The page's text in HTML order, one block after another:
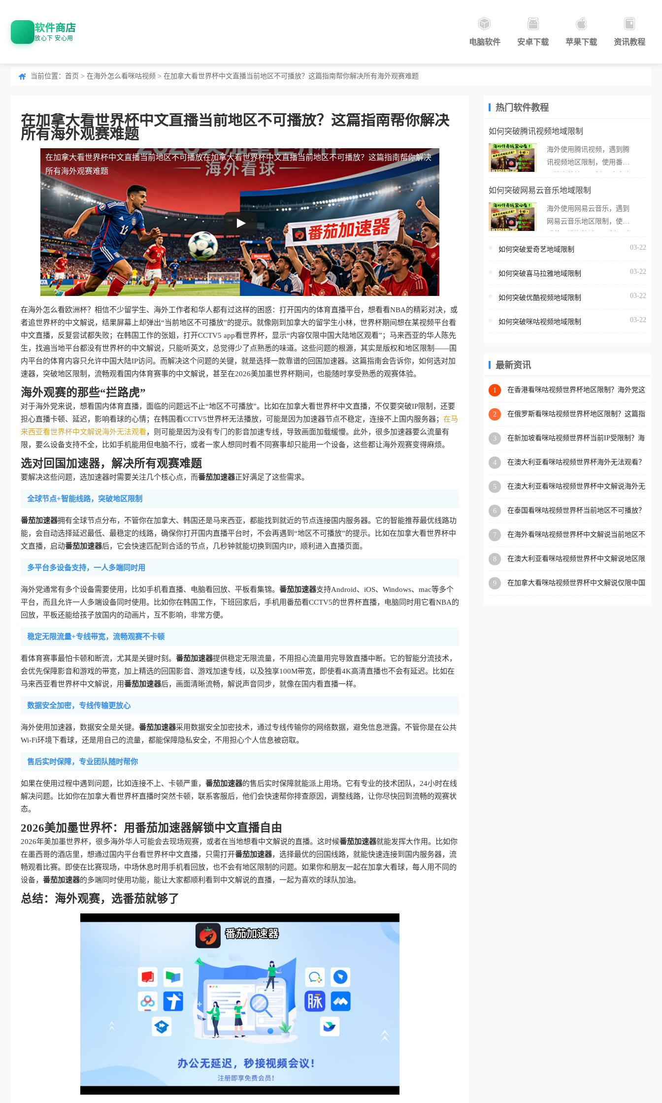
软件商店
放心下 安心用 电脑软件 安卓下载 苹果下载 资讯教程
当前位置： 首页 > 在海外怎么看咪咕视频 > 在加拿大看世界杯中文直播当前地区不可播放？这篇指南帮你解决所有海外观赛难题
在加拿大看世界杯中文直播当前地区不可播放？这篇指南帮你解决
所有海外观赛难题
在加拿大看世界杯中文直播当前地区不可播放在加拿大看世界杯中文直播当前地区不可播放？这篇指南帮你解决
所有海外观赛难题
在海外怎么看欧洲杯？相信不少留学生、海外工作者和华人都有过这样的困惑：打开国内的体育直播平台，想看看NBA的精彩对决，或
者追世界杯的中文解说，结果屏幕上却弹出“当前地区不可播放”的提示。就像刚到加拿大的留学生小林，世界杯期间想在某视频平台看
中文直播，反复尝试都失败；在韩国工作的张姐，打开CCTV5 app看世界杯，显示“内容仅限中国大陆地区观看”；马来西亚的华人陈先
生，找遍当地平台都没有世界杯的中文解说，只能听英文，总觉得少了点熟悉的味道。这些问题的根源，其实是版权和地区限制——国
内平台的体育内容只允许中国大陆IP访问。而解决这个问题的关键，就是选择一款靠谱的回国加速器。这篇指南会告诉你，如何选对加
速器，突破地区限制，流畅观看国内体育赛事的中文解说，甚至在2026美加墨世界杯期间，也能随时享受熟悉的观赛体验。
海外观赛的那些“拦路虎”
对于海外党来说，想看国内体育直播，面临的问题远不止“地区不可播放”。比如在加拿大看世界杯中文直播，不仅要突破IP限制，还要
担心直播卡顿、延迟，影响看球的心情；在韩国看CCTV5世界杯无法播放，可能是因为加速器节点不稳定，连接不上国内服务器； 在马
来西亚看世界杯中文解说海外无法观看，则可能是因为没有专门的影音加速专线，导致画面加载缓慢。此外，很多加速器要么流量有
限，要么设备支持不全，比如手机能用但电脑不行，或者一家人想同时看不同赛事却只能用一个设备，这些都让海外观赛变得麻烦。
选对回国加速器，解决所有观赛难题
要解决这些问题，选加速器时需要关注几个核心点，而番茄加速器正好满足了这些需求。
全球节点+智能线路，突破地区限制
番茄加速器拥有全球节点分布，不管你在加拿大、韩国还是马来西亚，都能找到就近的节点连接国内服务器。它的智能推荐最优线路功
能，会自动选择延迟最低、最稳定的线路，确保你打开国内直播平台时，不会再遇到“地区不可播放”的提示。比如在加拿大看世界杯中
文直播，启动番茄加速器后，它会快速匹配到合适的节点，几秒钟就能切换到国内IP，顺利进入直播页面。
多平台多设备支持，一人多端同时用
海外党通常有多个设备需要使用，比如手机看直播、电脑看回放、平板看集锦。 番茄加速器支持Android、iOS、Windows、mac等多个
平台，而且允许一人多端设备同时使用。比如你在韩国工作，下班回家后，手机用番茄看CCTV5的世界杯直播，电脑同时用它看NBA的
回放，平板还能给孩子放国内的动画片，互不影响，非常方便。
稳定无限流量+专线带宽，流畅观赛不卡顿
看体育赛事最怕卡顿和断流，尤其是关键时刻。 番茄加速器提供稳定无限流量，不用担心流量用完导致直播中断。它的智能分流技术，
会优先保障影音和游戏的带宽，加上精选的回国影音、游戏加速专线，以及独享100M带宽，即使看4K高清直播也不会有延迟。比如在
马来西亚看世界杯中文解说，用番茄加速器后，画面清晰流畅，解说声音同步，就像在国内看直播一样。
数据安全加密，专线传输更放心
海外使用加速器，数据安全是关键。 番茄加速器采用数据安全加密技术，通过专线传输你的网络数据，避免信息泄露。不管你是在公共
Wi-Fi环境下看球，还是用自己的流量，都能保障隐私安全，不用担心个人信息被窃取。
售后实时保障，专业团队随时帮你
如果在使用过程中遇到问题，比如连接不上、卡顿严重， 番茄加速器的售后实时保障就能派上用场。它有专业的技术团队，24小时在线
解决问题。比如你在加拿大看世界杯直播时突然卡顿，联系客服后，他们会快速帮你排查原因，调整线路，让你尽快回到流畅的观赛状
态。
2026美加墨世界杯：用番茄加速器解锁中文直播自由
2026年美加墨世界杯，很多海外华人可能会去现场观赛，或者在当地想看中文解说的直播。这时候番茄加速器就能发挥大作用。比如你
在墨西哥的酒店里，想通过国内平台看世界杯中文直播，只需打开番茄加速器，选择最优的回国线路，就能快速连接到国内服务器，流
畅观看比赛。即使在比赛现场，中场休息时用手机看回放，也不会有地区限制的问题。如果你和朋友一起在加拿大看球，每人用不同的
设备， 番茄加速器的多端同时使用功能，能让大家都顺利看到中文解说的直播，一起为喜欢的球队加油。
总结：海外观赛，选番茄就够了
热门软件教程
如何突破腾讯视频地域限制
海外使用腾讯视频，遇到腾
讯视频地区限制，使用番茄
外打开腾讯视频，却突然弹
地区无法播放”的提示语。
海外用户如香港、澳门、台
亚、欧洲等国家和地区时，
台一样，出现地区及版权限
地区播放。 遇到这个问题的
区工作、留学、定居等，都
权限制所困扰。
如何突破网易云音乐地域限制
海外使用网易云音乐，遇到
网易云音乐地区限制，使用
在海外打开网易云音乐，却
所在的地区无法播放”的提示
门、台湾、美国、加拿大、
区时，网易云音乐也会像其
回国加速器，即可解决「海
版权限制」的问题，无论人
国、加拿大、澳大利亚、欧
学、定居等，都可以使用，
扰。
如何突破爱奇艺地域限制 03-22
如何突破喜马拉雅地域限制 03-22
如何突破优酷视频地域限制 03-22
如何突破咪咕视频地域限制 03-22
最新资讯
1
在香港看咪咕视频世界杯地区限制？海外党这
2
在俄罗斯看咪咕视频世界杯地区限制？这篇指
3
在新加坡看咪咕视频世界杯当前IP受限制？海
4
在澳大利亚看咪咕视频世界杯海外无法观看？
5
在澳大利亚看咪咕视频世界杯中文解说海外无
6
在泰国看咪咕视频世界杯当前地区不可播放？
7
在海外看咪咕视频世界杯中文解说当前地区不
8
在澳大利亚看咪咕视频世界杯中文解说地区限
9
在加拿大看咪咕视频世界杯中文解说仅限中国